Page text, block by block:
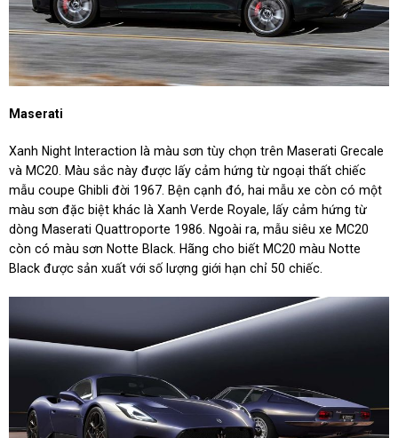
Maserati
Xanh Night Interaction là màu sơn tùy chọn trên Maserati Grecale
và MC20. Màu sắc này được lấy cảm hứng từ ngoại thất chiếc
mẫu coupe Ghibli đời 1967. Bện cạnh đó, hai mẫu xe còn có một
màu sơn đặc biệt khác là Xanh Verde Royale, lấy cảm hứng từ
dòng Maserati Quattroporte 1986. Ngoài ra, mẫu siêu xe MC20
còn có màu sơn Notte Black. Hãng cho biết MC20 màu Notte
Black được sản xuất với số lượng giới hạn chỉ 50 chiếc.